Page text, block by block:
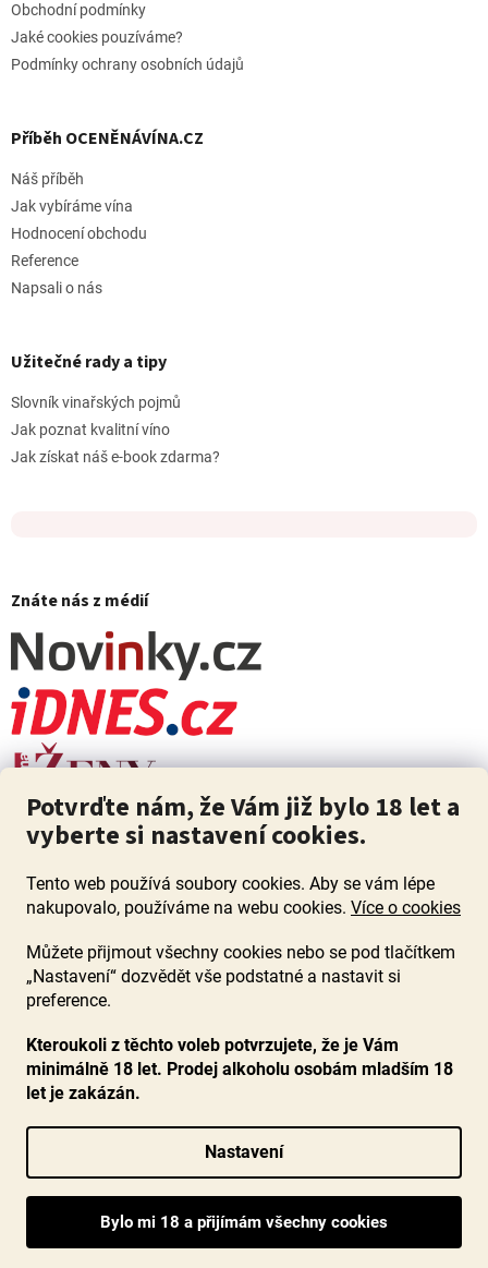
Potvrďte nám, že Vám již bylo 18 let a
vyberte si nastavení cookies.
Tento web používá soubory cookies. Aby se vám lépe
nakupovalo, používáme na webu cookies. Více o cookies
Můžete přijmout všechny cookies nebo se pod tlačítkem
„Nastavení“ dozvědět vše podstatné a nastavit si
preference.
Kteroukoli z těchto voleb potvrzujete, že je Vám
minimálně 18 let. Prodej alkoholu osobám mladším 18
let je zakázán.
Nastavení
Obchodní podmínky
Jaké cookies pouzíváme?
Podmínky ochrany osobních údajů
Příběh OCENĚNÁVÍNA.CZ
Náš příběh
Jak vybíráme vína
Hodnocení obchodu
Reference
Napsali o nás
Užitečné rady a tipy
Slovník vinařských pojmů
Jak poznat kvalitní víno
Jak získat náš e-book zdarma?
Znáte nás z médií
ZÁKAZ PRODEJE ALKOHOLU OSOBÁM MLADŠÍM 18 LET. Pijte s
mírou i když pijete s Mírou.
Copyright 2026www.ocenenavina.cz. Všechna práva vyhrazena.
Upravit nastavení cookies